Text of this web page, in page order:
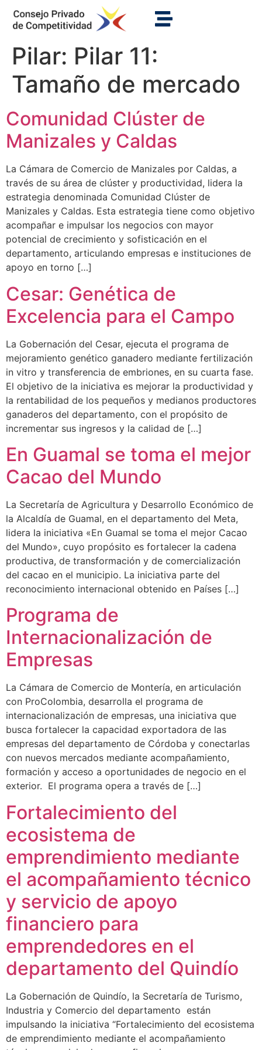
Pilar: Pilar 11:
Tamaño de mercado
Comunidad Clúster de
Manizales y Caldas
La Cámara de Comercio de Manizales por Caldas, a
través de su área de clúster y productividad, lidera la
estrategia denominada Comunidad Clúster de
Manizales y Caldas. Esta estrategia tiene como objetivo
acompañar e impulsar los negocios con mayor
potencial de crecimiento y sofisticación en el
departamento, articulando empresas e instituciones de
apoyo en torno […]
Cesar: Genética de
Excelencia para el Campo
La Gobernación del Cesar, ejecuta el programa de
mejoramiento genético ganadero mediante fertilización
in vitro y transferencia de embriones, en su cuarta fase.
El objetivo de la iniciativa es mejorar la productividad y
la rentabilidad de los pequeños y medianos productores
ganaderos del departamento, con el propósito de
incrementar sus ingresos y la calidad de […]
En Guamal se toma el mejor
Cacao del Mundo
La Secretaría de Agricultura y Desarrollo Económico de
la Alcaldía de Guamal, en el departamento del Meta,
lidera la iniciativa «En Guamal se toma el mejor Cacao
del Mundo», cuyo propósito es fortalecer la cadena
productiva, de transformación y de comercialización
del cacao en el municipio. La iniciativa parte del
reconocimiento internacional obtenido en Países […]
Programa de
Internacionalización de
Empresas
La Cámara de Comercio de Montería, en articulación
con ProColombia, desarrolla el programa de
internacionalización de empresas, una iniciativa que
busca fortalecer la capacidad exportadora de las
empresas del departamento de Córdoba y conectarlas
con nuevos mercados mediante acompañamiento,
formación y acceso a oportunidades de negocio en el
exterior. El programa opera a través de […]
Fortalecimiento del
ecosistema de
emprendimiento mediante
el acompañamiento técnico
y servicio de apoyo
financiero para
emprendedores en el
departamento del Quindío
La Gobernación de Quindío, la Secretaría de Turismo,
Industria y Comercio del departamento están
impulsando la iniciativa “Fortalecimiento del ecosistema
de emprendimiento mediante el acompañamiento